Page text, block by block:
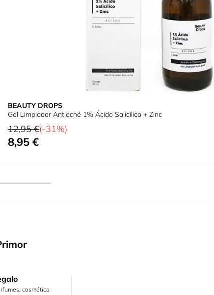
BEAUTY DROPS
Gel Limpiador Antiacné 1% Ácido Salicílico + Zinc
Precio habitual
12,95 €(-31%)
Precio especial
8,95 €
cosmética